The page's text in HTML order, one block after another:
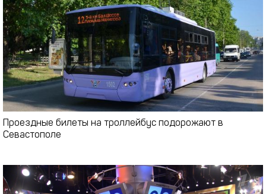
Проездные билеты на троллейбус подорожают в
Севастополе